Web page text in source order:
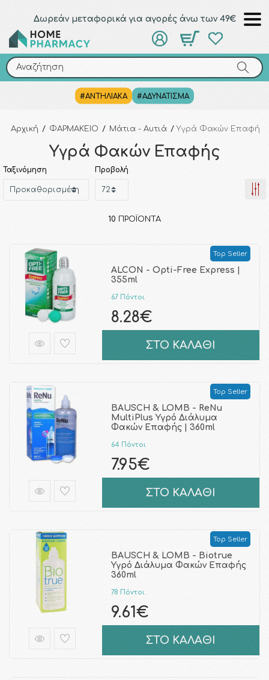
Δωρεάν μεταφορικά για αγορές άνω των 49€
Αναζήτηση
#ΑΝΤΗΛΙΑΚΑ #ΑΔΥΝΑΤΙΣΜΑ
Αναζήτηση
Αρχική / ΦΑΡΜΑΚΕΙΟ / Μάτια - Αυτιά / Υγρά Φακών Επαφής
Υγρά Φακών Επαφής
Ταξινόμηση Προβολή
10 ΠΡΟΪΌΝΤΑ
Top Seller
ALCON - Opti-Free Express |
355ml
67 Πόντοι
8.28€
ΣΤΟ ΚΑΛΑΘΙ
Top Seller
BAUSCH & LOMB - ReNu
MultiPlus Υγρό Διάλυμα
Φακών Επαφής | 360ml
64 Πόντοι
7.95€
ΣΤΟ ΚΑΛΑΘΙ
Top Seller
BAUSCH & LOMB - Biotrue
Υγρό Διάλυμα Φακών Επαφής
360ml
78 Πόντοι
9.61€
ΣΤΟ ΚΑΛΑΘΙ